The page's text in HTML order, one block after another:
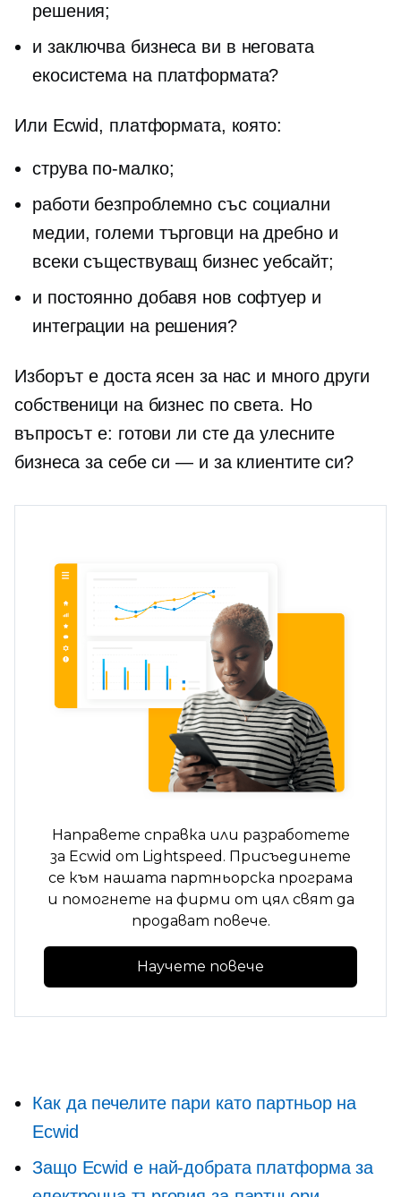
решения;
и заключва бизнеса ви в неговата
екосистема на платформата?
Или Ecwid, платформата, която:
струва по-малко;
работи безпроблемно със социални
медии, големи търговци на дребно и
всеки съществуващ бизнес уебсайт;
и постоянно добавя нов софтуер и
интеграции на решения?
Изборът е доста ясен за нас и много други
собственици на бизнес по света. Но
въпросът е: готови ли сте да улесните
бизнеса за себе си — и за клиентите си?
Направете справка или разработете
за Ecwid от Lightspeed. Присъединете
се към нашата партньорска програма
и помогнете на фирми от цял ​​свят да
продават повече.
Научете повече
Как да печелите пари като партньор на
Ecwid
Защо Ecwid е най-добрата платформа за